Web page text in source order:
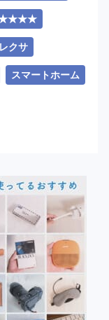
クサ
スマートホーム